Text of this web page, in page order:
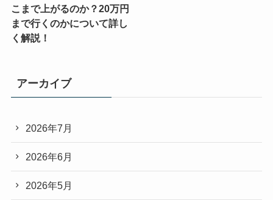
こまで上がるのか？20万円
まで行くのかについて詳し
く解説！
アーカイブ
2026年7月
2026年6月
2026年5月